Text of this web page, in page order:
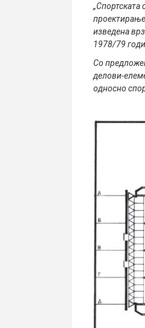
„Спортската
изведена
1978/79
Со
делови-
односно